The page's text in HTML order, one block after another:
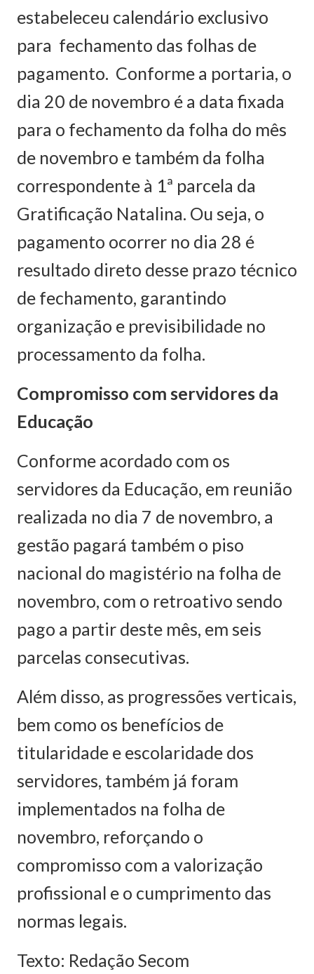
estabeleceu calendário exclusivo
para fechamento das folhas de
pagamento. Conforme a portaria, o
dia 20 de novembro é a data fixada
para o fechamento da folha do mês
de novembro e também da folha
correspondente à 1ª parcela da
Gratificação Natalina. Ou seja, o
pagamento ocorrer no dia 28 é
resultado direto desse prazo técnico
de fechamento, garantindo
organização e previsibilidade no
processamento da folha.
Compromisso com servidores da
Educação
Conforme acordado com os
servidores da Educação, em reunião
realizada no dia 7 de novembro, a
gestão pagará também o piso
nacional do magistério na folha de
novembro, com o retroativo sendo
pago a partir deste mês, em seis
parcelas consecutivas.
Além disso, as progressões verticais,
bem como os benefícios de
titularidade e escolaridade dos
servidores, também já foram
implementados na folha de
novembro, reforçando o
compromisso com a valorização
profissional e o cumprimento das
normas legais.
Texto: Redação Secom